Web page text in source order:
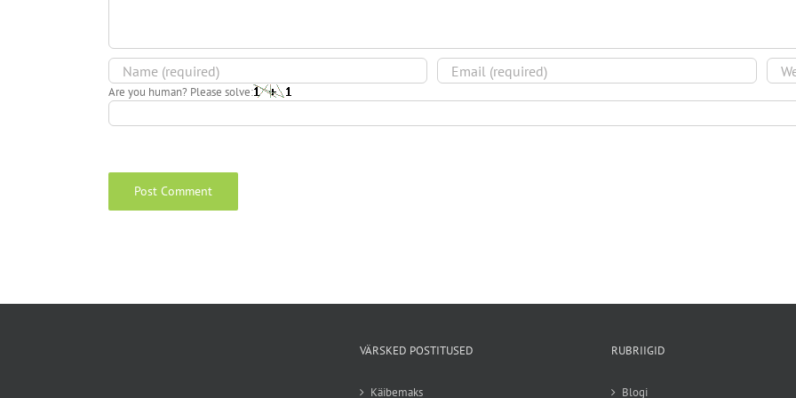
Are you human? Please solve:
VÄRSKED POSTITUSED
Käibemaks
RUBRIIGID
Blogi